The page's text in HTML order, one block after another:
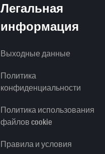
Легальная
информация
Выходные данные
Политика
конфиденциальности
Политика использования
файлов cookie
Правила и условия